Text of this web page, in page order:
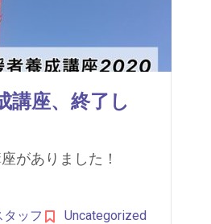
講座、終了し
がありました！
タッフ Uncategorized